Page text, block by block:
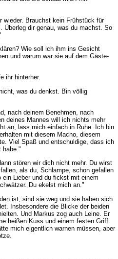
wieder. Brauchst kein Frühstück für
Überleg dir genau, was du machst. So
Wie soll ich ihm ins Gesicht
und warum war sie auf dem Gäste-
ihr hinterher.
was du denkst. Bin völlig
nach deinem Benehmen, nach
deines Mannes will ich nichts mehr
an, lass mich einfach in Ruhe. Ich bin
mit diesem Macho, diesem
Viel Spaß und entschuldige, dass ich
habe."
stören wir dich nicht mehr. Du wirst
als du, Schlampe, schon gefallen
Lieber und du fickst mit einem
Du ekelst mich an."
ist, sind sie weg und sie haben sich
Insbesondere die Blicke der beiden
Und Markus zog auch Leine. Er
heißen Kuss und einem festen Griff
mich eigentlich warnen müssen, aber